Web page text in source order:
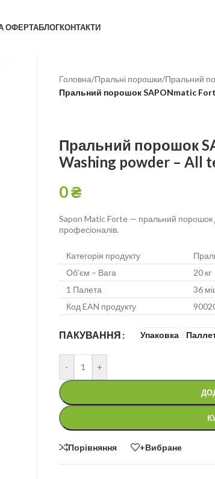
ОФЕРТАБЛОГКОНТАКТИ
Головна/Пральні порошки/Пральний
Пральний порошок SAPONmatic
Пральний порошок
Washing powder – All
0₴
Sapon Matic Forte — пральний порошок
професіоналів.
Категорія продукту
Об’єм – Вага
20 кг
1 Палета
36
Код EAN продукту
ПАКУВАННЯ Упаковка
- +
Порівняння +Вибране